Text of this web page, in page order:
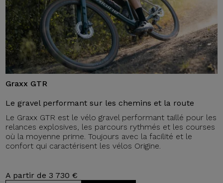
Graxx GTR
Le gravel performant sur les chemins et la route
Le Graxx GTR est le vélo gravel performant taillé pour les
relances explosives, les parcours rythmés et les courses
où la moyenne prime. Toujours avec la facilité et le
confort qui caractérisent les vélos Origine.
A partir de 3 730 €